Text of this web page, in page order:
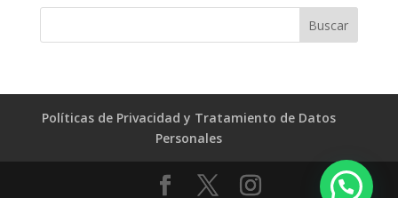
Políticas de Privacidad y Tratamiento de Datos
Personales